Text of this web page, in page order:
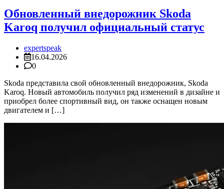
Обновленный внедорожник Skoda
Karoq получил официальный статус
expertspeak
16.04.2026
0
Skoda представила свой обновленный внедорожник, Skoda
Karoq. Новый автомобиль получил ряд изменений в дизайне и
приобрел более спортивный вид, он также оснащен новым
двигателем и […]